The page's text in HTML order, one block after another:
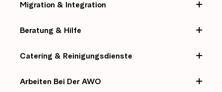
Migration & Integration
Beratung & Hilfe
Catering & Reinigungsdienste
Arbeiten Bei Der AWO